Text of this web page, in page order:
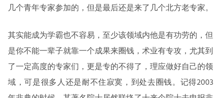
几个青年专家参加的，但是最后还是来了几个北方老专家。
其实能成为学霸也不容易，至少该领域内他是有功劳的，但
是你不能一辈子就靠一个成果来圈钱，术业有专攻，尤其到
了一定高度的专家们，更是专的不得了，理应做好自己的领
域，可是很多人还是耐不住寂寞，到处去圈钱。记得2003